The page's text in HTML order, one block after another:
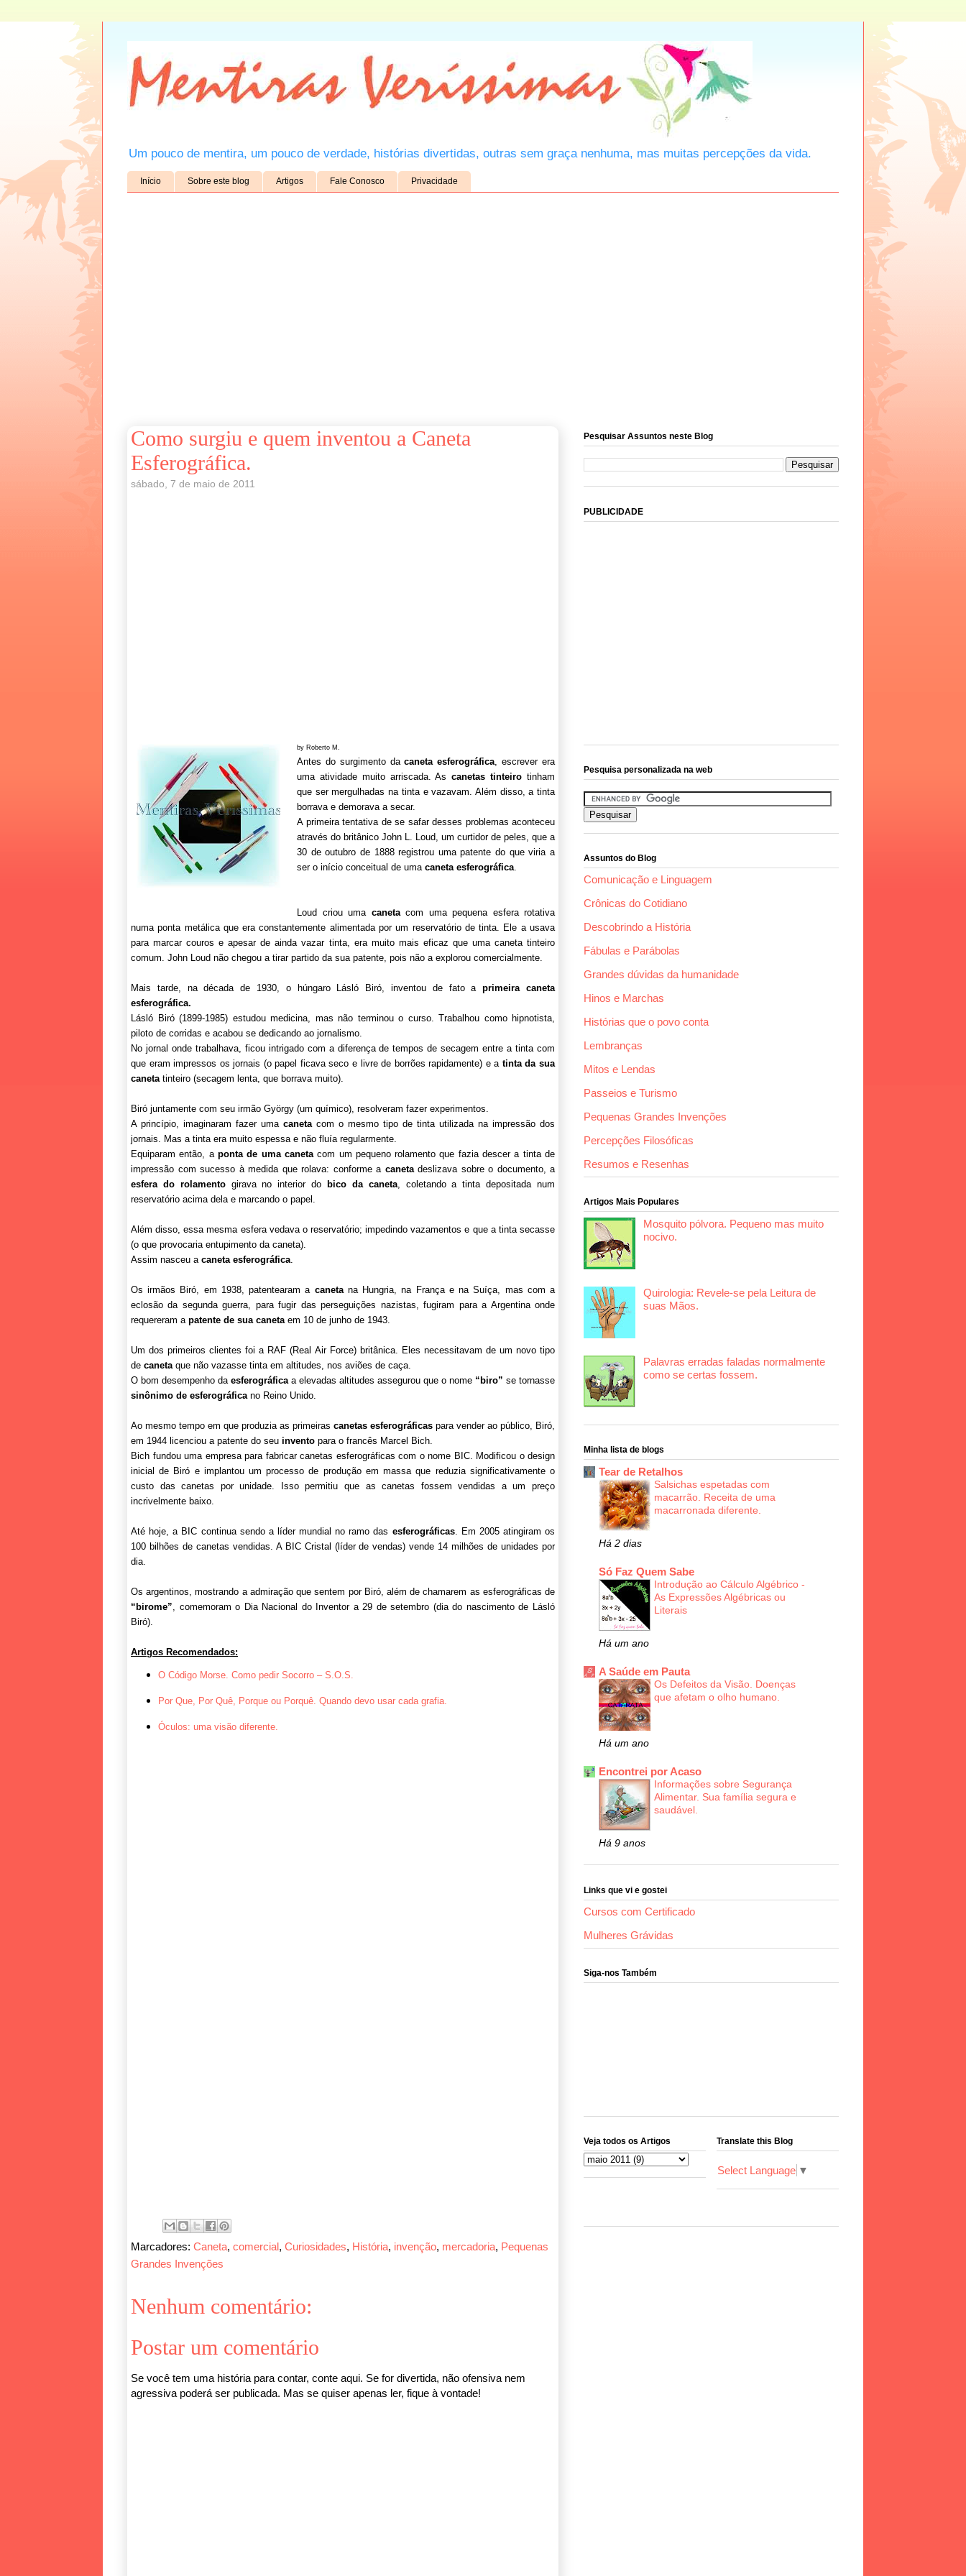
Um pouco de mentira, um pouco de verdade, histórias divertidas, outras sem graça nenhuma, mas muitas percepções da vida.
Início Sobre este blog Artigos Fale Conosco Privacidade
Como surgiu e quem inventou a Caneta
Esferográfica.
sábado, 7 de maio de 2011
by Roberto M.
Antes do surgimento dacaneta esferográfica , escrever era
uma atividade muito arriscada. Ascanetas tinteiro tinham
que ser mergulhadas na tinta e vazavam. Além disso, a tinta
borrava e demorava a secar.
A primeira tentativa de se safar desses problemas aconteceu
através do britânico John L. Loud, um curtidor de peles, que a
30 de outubro de 1888 registrou uma patente do que viria a
ser o início conceitual de uma caneta esferográfica
Loud criou uma canetacom uma pequena esfera rotativa
numa ponta metálica que era constantemente alimentada por um reservatório de tinta. Ele a usava
para marcar couros e apesar de ainda vazar tinta, era muito mais eficaz que uma caneta tinteiro
comum. John Loud não chegou a tirar partido da sua patente, pois não a explorou comercialmente.
Mais tarde, na década de 1930, o húngaro Lásló Biró, inventou de fato aprimeira caneta
esferográfica.
Lásló Biró (1899-1985) estudou medicina, mas não terminou o curso. Trabalhou como hipnotista,
piloto de corridas e acabou se dedicando ao jornalismo.
No jornal onde trabalhava, ficou intrigado com a diferença de tempos de secagem entre a tinta com
que eram impressos os jornais (o papel ficava seco e livre de borrões rapidamente) e a tinta da sua
caneta tinteiro (secagem lenta, que borrava muito).
Biró juntamente com seu irmão György (um químico), resolveram fazer experimentos.
A princípio, imaginaram fazer uma caneta com o mesmo tipo de tinta utilizada na impressão dos
jornais. Mas a tinta era muito espessa e não fluía regularmente.
Equiparam então, a ponta de uma canetacom um pequeno rolamento que fazia descer a tinta de
impressão com sucesso à medida que rolava: conforme a canetadeslizava sobre o documento, a
esfera do rolamentogirava no interior dobico da caneta, coletando a tinta depositada num
reservatório acima dela e marcando o papel.
Além disso, essa mesma esfera vedava o reservatório; impedindo vazamentos e que a tinta secasse
(o que provocaria entupimento da caneta).
Assim nasceu a caneta esferográfica
Os irmãos Biró, em 1938, patentearam a canetana Hungria, na França e na Suíça, mas com a
eclosão da segunda guerra, para fugir das perseguições nazistas, fugiram para a Argentina onde
requereram a patente de sua caneta em 10 de junho de 1943.
Um dos primeiros clientes foi a RAF (Real Air Force) britânica. Eles necessitavam de um novo tipo
de caneta que não vazasse tinta em altitudes, nos aviões de caça.
O bom desempenho da esferográfica a elevadas altitudes assegurou que o nome “biro” se tornasse
sinônimo de esferográfica no Reino Unido.
Ao mesmo tempo em que produzia as primeiras canetas esferográficas para vender ao público, Biró,
em 1944 licenciou a patente do seu invento para o francês Marcel Bich.
Bich fundou uma empresa para fabricar canetas esferográficas com o nome BIC. Modificou o design
inicial de Biró e implantou um processo de produção em massa que reduzia significativamente o
custo das canetas por unidade. Isso permitiu que as canetas fossem vendidas a um preço
incrivelmente baixo.
Até hoje, a BIC continua sendo a líder mundial no ramo das esferográficas. Em 2005 atingiram os
100 bilhões de canetas vendidas. A BIC Cristal (líder de vendas) vende 14 milhões de unidades por
dia.
Os argentinos, mostrando a admiração que sentem por Biró, além de chamarem as esferográficas de
“birome” , comemoram o Dia Nacional do Inventor a 29 de setembro (dia do nascimento de Lásló
Biró).
Artigos Recomendados:
O Código Morse. Como pedir Socorro – S.O.S.
Por Que, Por Quê, Porque ou Porquê. Quando devo usar cada grafia.
Óculos: uma visão diferente.
Marcadores: Caneta, comercial, Curiosidades, História, invenção, mercadoria, Pequenas
Grandes Invenções
Nenhum comentário:
Postar um comentário
Se você tem uma história para contar, conte aqui. Se for divertida, não ofensiva nem
agressiva poderá ser publicada. Mas se quiser apenas ler, fique à vontade!
Pesquisar Assuntos neste Blog
PUBLICIDADE
Pesquisa personalizada na web
Assuntos do Blog
Comunicação e Linguagem
Crônicas do Cotidiano
Descobrindo a História
Fábulas e Parábolas
Grandes dúvidas da humanidade
Hinos e Marchas
Histórias que o povo conta
Lembranças
Mitos e Lendas
Passeios e Turismo
Pequenas Grandes Invenções
Percepções Filosóficas
Resumos e Resenhas
Artigos Mais Populares
Mosquito pólvora. Pequeno mas muito
nocivo.
Quirologia: Revele-se pela Leitura de
suas Mãos.
Palavras erradas faladas normalmente
como se certas fossem.
Minha lista de blogs
Tear de Retalhos
Salsichas espetadas com
macarrão. Receita de uma
macarronada diferente.
Há 2 dias
Só Faz Quem Sabe
Introdução ao Cálculo Algébrico -
As Expressões Algébricas ou
Literais
Há um ano
A Saúde em Pauta
Os Defeitos da Visão. Doenças
que afetam o olho humano.
Há um ano
Encontrei por Acaso
Informações sobre Segurança
Alimentar. Sua família segura e
saudável.
Há 9 anos
Links que vi e gostei
Cursos com Certificado
Mulheres Grávidas
Siga-nos Também
Veja todos os Artigos Translate this Blog
Select Language ▼